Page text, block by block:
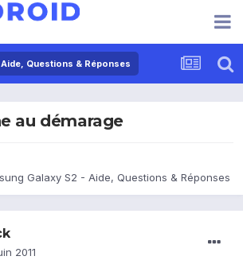
Questions & Réponses
au démarage
Galaxy S2 - Aide, Questions & Réponses
2011